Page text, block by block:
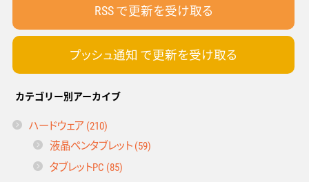
RSS で更新を受け取る
プッシュ通知 で更新を受け取る
カテゴリー別アーカイブ
ハードウェア (210)
液晶ペンタブレット (59)
タブレットPC (85)